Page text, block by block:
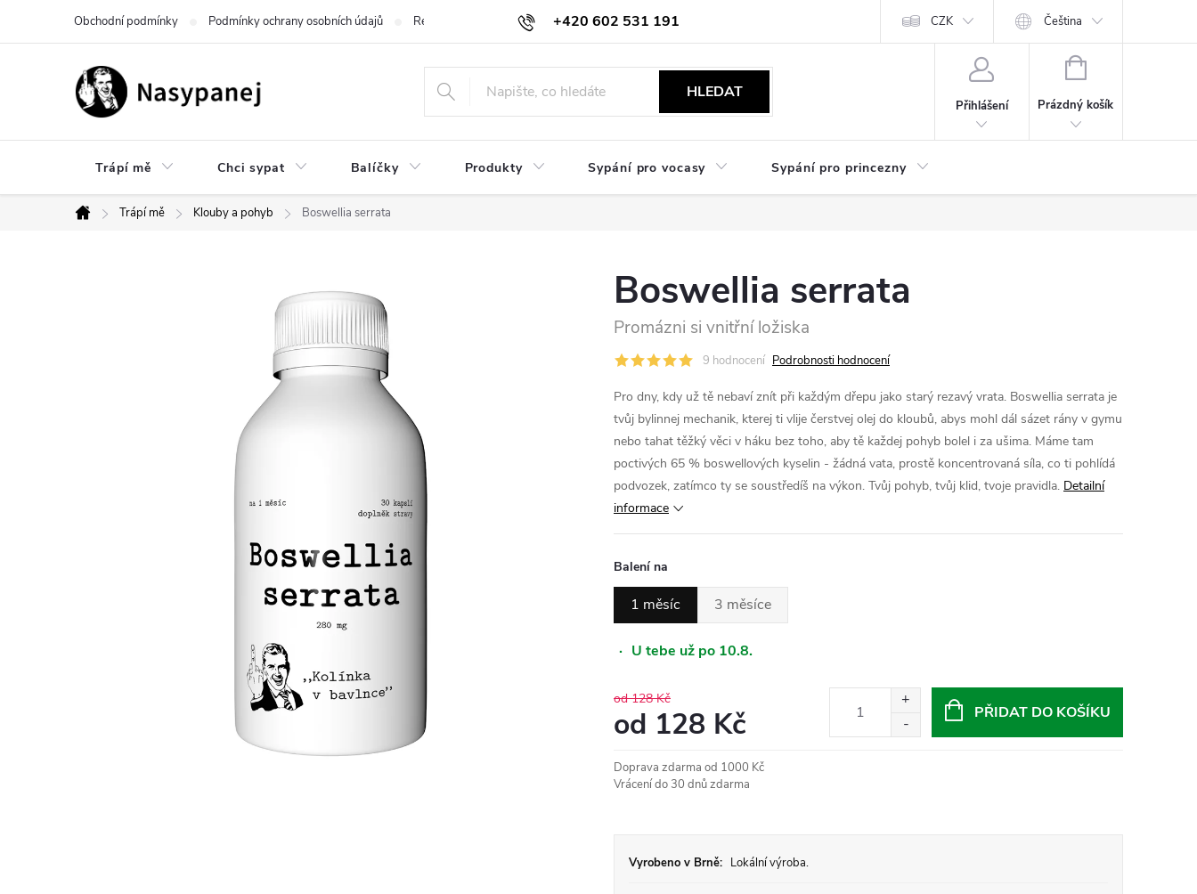
+420 602 531 191
Obchodní podmínky Podmínky ochrany osobních údajů Reklamace a vrácení Obchodní sdělení Hodnocení obchodu CZK Čeština
HLEDAT
Přihlášení
NÁKUPNÍ
Prázdný košík
Trápí mě Chci sypat Balíčky Produkty Sypání pro vocasy Sypání pro princezny
Domů
Trápí mě Klouby a pohyb Boswellia serrata
Boswellia serrata
Promázni si vnitřní ložiska
9 hodnocení Podrobnosti hodnocení
Pro dny, kdy už tě nebaví znít při každým dřepu jako starý rezavý vrata. Boswellia serrata je
tvůj bylinnej mechanik, kterej ti vlije čerstvej olej do kloubů, abys mohl dál sázet rány v gymu
nebo tahat těžký věci v háku bez toho, aby tě každej pohyb bolel i za ušima. Máme tam
poctivých 65 % boswellových kyselin - žádná vata, prostě koncentrovaná síla, co ti pohlídá
podvozek, zatímco ty se soustředíš na výkon. Tvůj pohyb, tvůj klid, tvoje pravidla. Detailní
informace
Balení na
1 měsíc 3 měsíce
· U tebe už po 10.8.
od 128 Kč
od 128 Kč
cena:
PŘIDAT DO KOŠÍKU
Doprava zdarma od 1000 Kč
Vrácení do 30 dnů zdarma
Vyrobeno v Brně: Lokální výroba.